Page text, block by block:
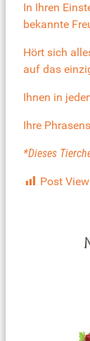
In Ihren
bekannte
Hört sich
auf das
Ihnen in
Ihre
*Dieses
Post